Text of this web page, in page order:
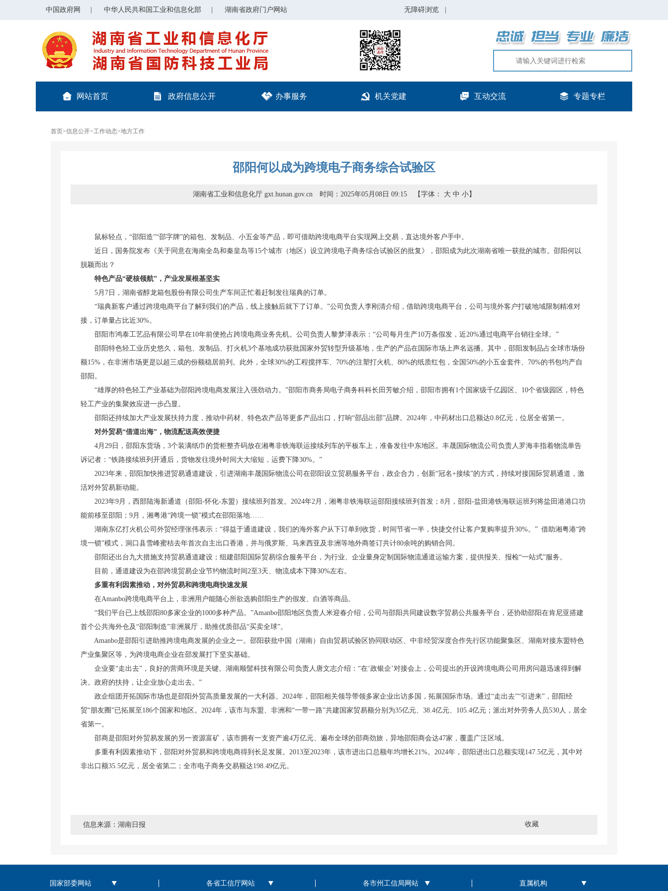
中国政府网 中华人民共和国工业和信息化部 湖南省政府门户网站 无障碍浏览
网站首页 政府信息公开 办事服务 机关党建 互动交流 专题专栏
首页>信息公开>工作动态>地方工作
邵阳何以成为跨境电子商务综合试验区
湖南省工业和信息化厅 gxt.hunan.gov.cn 时间：2025年05月08日 09:15 【字体： 大 中 小】
鼠标轻点，“邵阳造”“邵字牌”的箱包、发制品、小五金等产品，即可借助跨境电商平台实现网上交易，直达境外客户手中。
近日，国务院发布《关于同意在海南全岛和秦皇岛等15个城市（地区）设立跨境电子商务综合试验区的批复》，邵阳成为此次湖南省唯一获批的城市。邵阳何以
脱颖而出？
特色产品“硬核领航”，产业发展根基坚实
5月7日，湖南省醇龙箱包股份有限公司生产车间正忙着赶制发往瑞典的订单。
“瑞典新客户通过跨境电商平台了解到我们的产品，线上接触后就下了订单。”公司负责人李刚清介绍，借助跨境电商平台，公司与境外客户打破地域限制精准对
接，订单量占比近30%。
邵阳市鸿泰工艺品有限公司早在10年前便抢占跨境电商业务先机。公司负责人黎梦泽表示：“公司每月生产10万条假发，近20%通过电商平台销往全球。”
邵阳特色轻工业历史悠久，箱包、发制品、打火机3个基地成功获批国家外贸转型升级基地，生产的产品在国际市场上声名远播。其中，邵阳发制品占全球市场份
额15%，在非洲市场更是以超三成的份额稳居前列。此外，全球30%的工程搅拌车、70%的注塑打火机、80%的纸质红包，全国50%的小五金套件、70%的书包均产自
邵阳。
“雄厚的特色轻工产业基础为邵阳跨境电商发展注入强劲动力。”邵阳市商务局电子商务科科长田芳敏介绍，邵阳市拥有1个国家级千亿园区、10个省级园区，特色
轻工产业的集聚效应进一步凸显。
邵阳还持续加大产业发展扶持力度，推动中药材、特色农产品等更多产品出口，打响“邵品出邵”品牌。2024年，中药材出口总额达0.8亿元，位居全省第一。
对外贸易“借道出海”，物流配送高效便捷
4月29日，邵阳东货场，3个装满纸巾的货柜整齐码放在湘粤非铁海联运接续列车的平板车上，准备发往中东地区。丰晟国际物流公司负责人罗海丰指着物流单告
诉记者：“铁路接续班列开通后，货物发往境外时间大大缩短，运费下降30%。”
2023年来，邵阳加快推进贸易通道建设，引进湖南丰晟国际物流公司在邵阳设立贸易服务平台，政企合力，创新“冠名+接续”的方式，持续对接国际贸易通道，激
活对外贸易新动能。
2023年9月，西部陆海新通道（邵阳-怀化-东盟）接续班列首发。2024年2月，湘粤非铁海联运邵阳接续班列首发；8月，邵阳-盐田港铁海联运班列将盐田港港口功
能前移至邵阳；9月，湘粤港“跨境一锁”模式在邵阳落地……
湖南东亿打火机公司外贸经理张伟表示：“得益于通道建设，我们的海外客户从下订单到收货，时间节省一半，快捷交付让客户复购率提升30%。” 借助湘粤港“跨
境一锁”模式，洞口县雪峰蜜桔去年首次自主出口香港，并与俄罗斯、马来西亚及非洲等地外商签订共计80余吨的购销合同。
邵阳还出台九大措施支持贸易通道建设；组建邵阳国际贸易综合服务平台，为行业、企业量身定制国际物流通道运输方案，提供报关、报检“一站式”服务。
目前，通道建设为在邵跨境贸易企业节约物流时间2至3天、物流成本下降30%左右。
多重有利因素推动，对外贸易和跨境电商快速发展
在Amanbo跨境电商平台上，非洲用户能随心所欲选购邵阳生产的假发、白酒等商品。
“我们平台已上线邵阳80多家企业的1000多种产品。”Amanbo邵阳地区负责人米迎春介绍，公司与邵阳共同建设数字贸易公共服务平台，还协助邵阳在肯尼亚搭建
首个公共海外仓及“邵阳制造”非洲展厅，助推优质邵品“买卖全球”。
Amanbo是邵阳引进助推跨境电商发展的企业之一。邵阳获批中国（湖南）自由贸易试验区协同联动区、中非经贸深度合作先行区功能聚集区、湖南对接东盟特色
产业集聚区等，为跨境电商企业在邵发展打下坚实基础。
企业要“走出去”，良好的营商环境是关键。湖南顺髻科技有限公司负责人唐文志介绍：“在‘政银企’对接会上，公司提出的开设跨境电商公司用房问题迅速得到解
决。政府的扶持，让企业放心走出去。”
政企组团开拓国际市场也是邵阳外贸高质量发展的一大利器。2024年，邵阳相关领导带领多家企业出访多国，拓展国际市场。通过“走出去”“引进来”，邵阳经
贸“朋友圈”已拓展至186个国家和地区。2024年，该市与东盟、非洲和“一带一路”共建国家贸易额分别为35亿元、38.4亿元、105.4亿元；派出对外劳务人员530人，居全
省第一。
邵商是邵阳对外贸易发展的另一资源富矿，该市拥有一支资产逾4万亿元、遍布全球的邵商劲旅，异地邵阳商会达47家，覆盖广泛区域。
多重有利因素推动下，邵阳对外贸易和跨境电商得到长足发展。2013至2023年，该市进出口总额年均增长21%。2024年，邵阳进出口总额实现147.5亿元，其中对
非出口额35.5亿元，居全省第二；全市电子商务交易额达198.49亿元。
信息来源：湖南日报 收藏